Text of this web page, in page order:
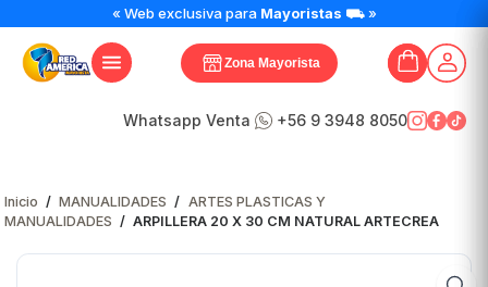
« Web exclusiva para Mayoristas ⛟ »
Zona Mayorista
Whatsapp Venta +56 9 3948 8050
Inicio / MANUALIDADES / ARTES PLASTICAS Y
MANUALIDADES / ARPILLERA 20 X 30 CM NATURAL ARTECREA
20
X
30